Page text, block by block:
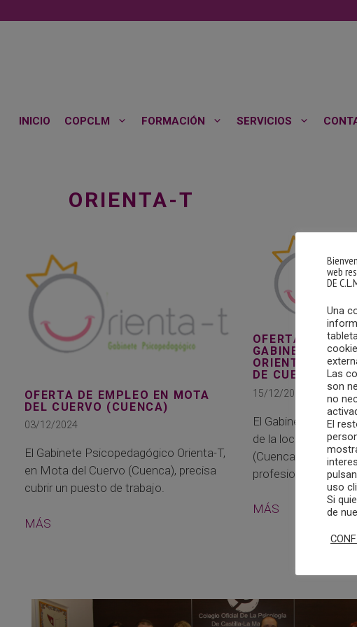
al
INICIO COPCLM FORMACIÓN SERVICIOS
ORIENTA-T
OFERTA DE EMPLEO EN MOTA
DEL CUERVO (CUENCA)
03/12/2024
El Gabinete Psicopedagógico Orienta-T,
en Mota del Cuervo (Cuenca), precisa
cubrir un puesto de trabajo.
MÁS
OFERTA DE
GABINETE
ORIENTA-T
DE CUENCA
15/12/2020
El Gabinete
de la localidad de
(Cuenca), precisa
profesional de la
MÁS
web
DE
Una
Las
son
no
El
uso
Si
de